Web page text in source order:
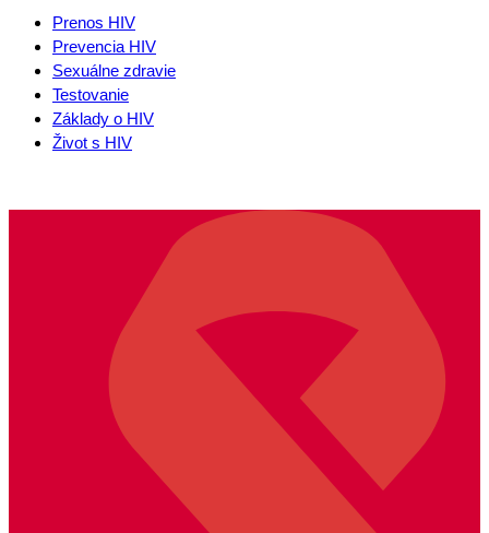
Prenos HIV
Prevencia HIV
Sexuálne zdravie
Testovanie
Základy o HIV
Život s HIV